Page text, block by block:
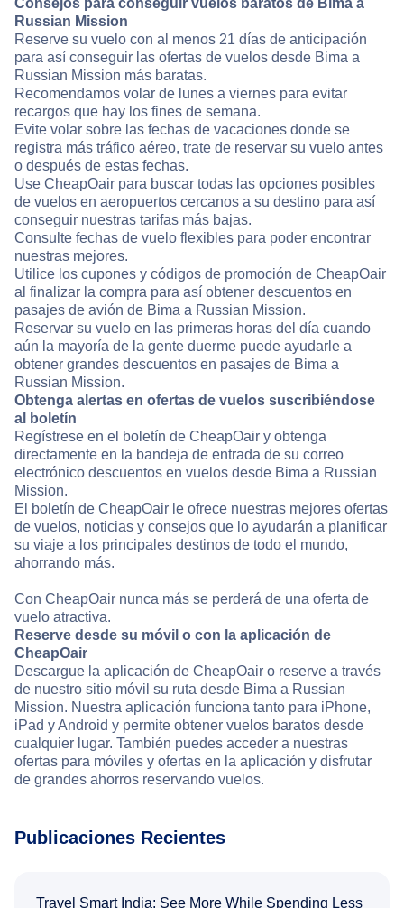
Consejos para conseguir vuelos baratos de Bima a
Russian Mission
Reserve su vuelo con al menos 21 días de anticipación
para así conseguir las ofertas de vuelos desde Bima a
Russian Mission más baratas.
Recomendamos volar de lunes a viernes para evitar
recargos que hay los fines de semana.
Evite volar sobre las fechas de vacaciones donde se
registra más tráfico aéreo, trate de reservar su vuelo antes
o después de estas fechas.
Use CheapOair para buscar todas las opciones posibles
de vuelos en aeropuertos cercanos a su destino para así
conseguir nuestras tarifas más bajas.
Consulte fechas de vuelo flexibles para poder encontrar
nuestras mejores.
Utilice los cupones y códigos de promoción de CheapOair
al finalizar la compra para así obtener descuentos en
pasajes de avión de Bima a Russian Mission.
Reservar su vuelo en las primeras horas del día cuando
aún la mayoría de la gente duerme puede ayudarle a
obtener grandes descuentos en pasajes de Bima a
Russian Mission.
Obtenga alertas en ofertas de vuelos suscribiéndose
al boletín
Regístrese en el boletín de CheapOair y obtenga
directamente en la bandeja de entrada de su correo
electrónico descuentos en vuelos desde Bima a Russian
Mission.
El boletín de CheapOair le ofrece nuestras mejores ofertas
de vuelos, noticias y consejos que lo ayudarán a planificar
su viaje a los principales destinos de todo el mundo,
ahorrando más.
Con CheapOair nunca más se perderá de una oferta de
vuelo atractiva.
Reserve desde su móvil o con la aplicación de
CheapOair
Descargue la aplicación de CheapOair o reserve a través
de nuestro sitio móvil su ruta desde Bima a Russian
Mission. Nuestra aplicación funciona tanto para iPhone,
iPad y Android y permite obtener vuelos baratos desde
cualquier lugar. También puedes acceder a nuestras
ofertas para móviles y ofertas en la aplicación y disfrutar
de grandes ahorros reservando vuelos.
Publicaciones Recientes
Travel Smart India: See More While Spending Less